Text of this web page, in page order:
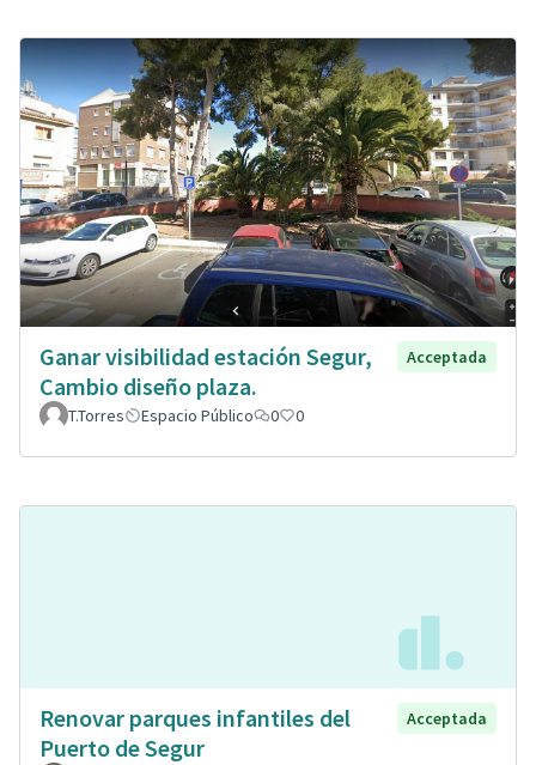
Ganar visibilidad estación Segur,
Cambio diseño plaza.
Acceptada
T.Torres Espacio Público 0 0
Renovar parques infantiles del
Puerto de Segur
Acceptada